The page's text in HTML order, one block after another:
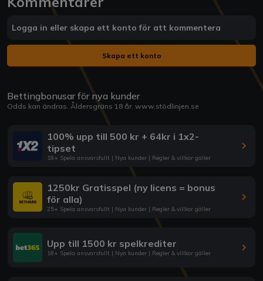
Logga in eller skapa ett konto för att kommentera
Skapa ett konto
Bettingbonusar för nya kunder
Odds kan ändras. Åldersgräns 18 år. www.stödlinjen.se
100% upp till 500 kr + 64kr i 1x2-
tipset
18+ Spela ansvarsfullt | Nya kunder | Regler & villkor gäller
1250kr Gratisspel (ny licens = bonus
för alla)
25+ Spela ansvarsfullt | Nya kunder | Regler & villkor gäller
Upp till 1500 kr spelkrediter
18+ Spela ansvarsfullt | Nya kunder | Regler & villkor gäller